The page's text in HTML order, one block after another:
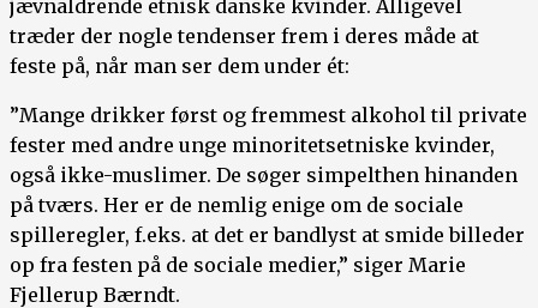
jævnaldrende etnisk danske kvinder. Alligevel
træder der nogle tendenser frem i deres måde at
feste på, når man ser dem under ét:
”Mange drikker først og fremmest alkohol til private
fester med andre unge minoritetsetniske kvinder,
også ikke-muslimer. De søger simpelthen hinanden
på tværs. Her er de nemlig enige om de sociale
spilleregler, f.eks. at det er bandlyst at smide billeder
op fra festen på de sociale medier,” siger Marie
Fjellerup Bærndt.